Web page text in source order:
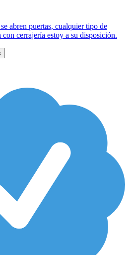
abren puertas, cualquier tipo de
cerrajería estoy a su disposición.